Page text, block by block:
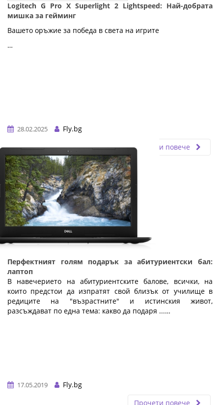
Logitech G Pro X Superlight 2 Lightspeed: Най-добрата
мишка за гейминг
Вашето оръжие за победа в света на игрите
…
28.02.2025
Fly.bg
Прочети повече
Перфектният голям подарък за абитуриентски бал:
лаптоп
В навечерието на абитуриентските балове, всички, на
които предстои да изпратят свой близък от училище в
редиците на "възрастните" и истинския живот,
разсъждават по една тема: какво да подаря ...…
17.05.2019
Fly.bg
Прочети повече